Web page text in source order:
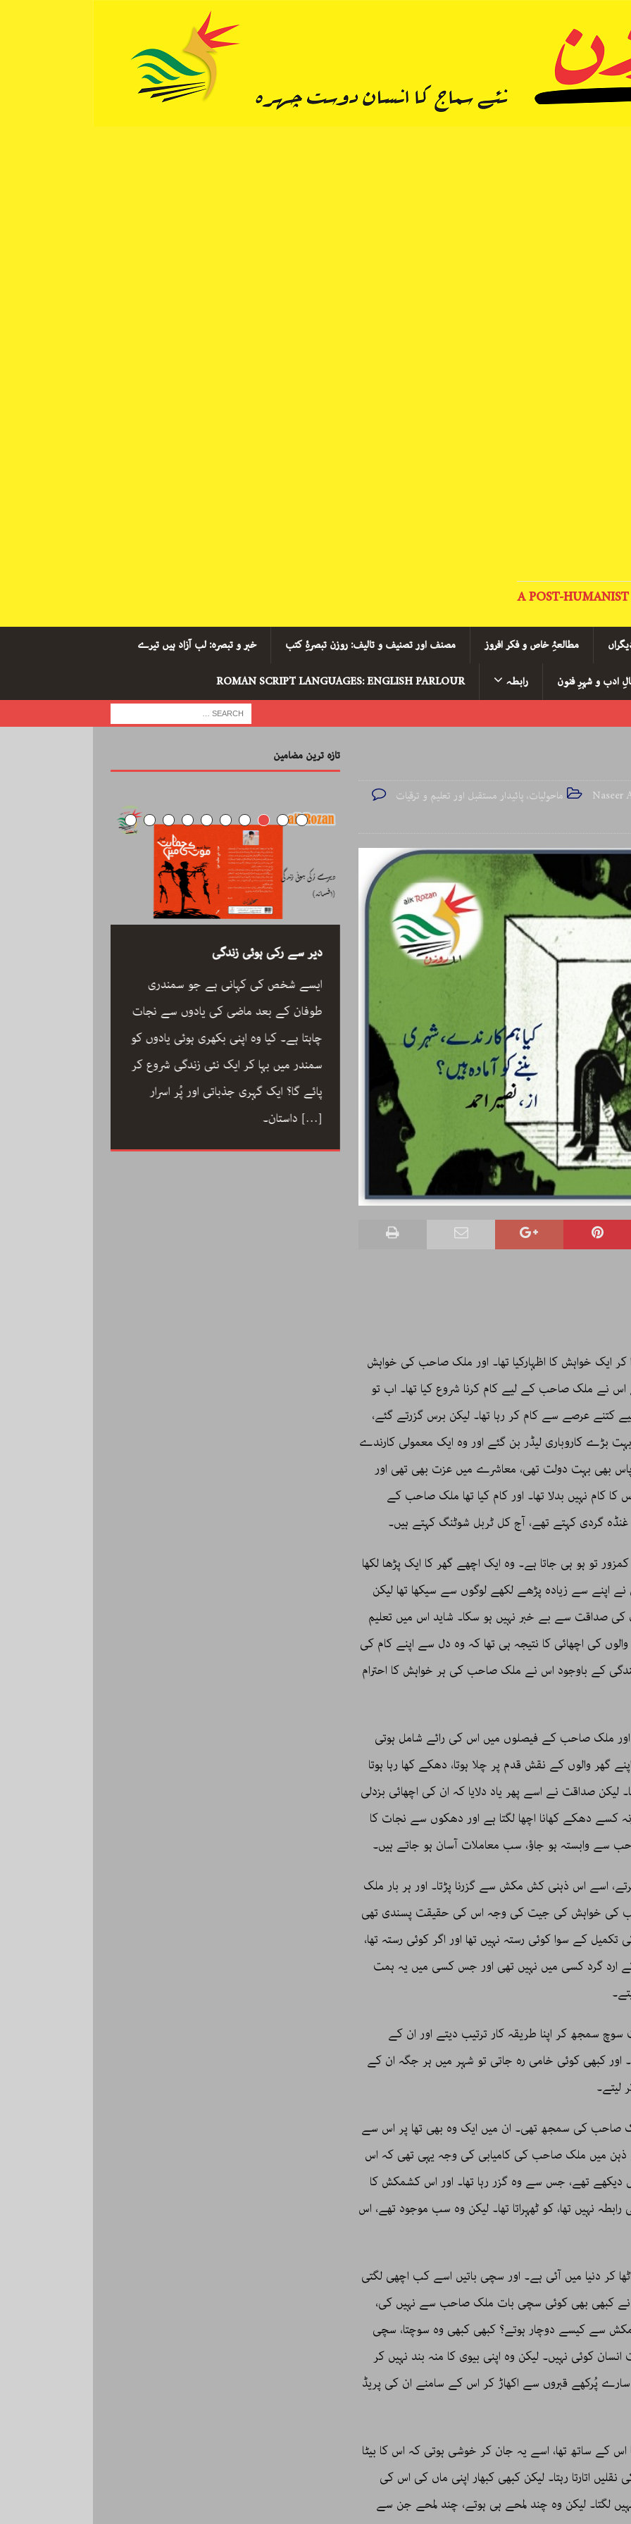
A POST-
مطالعۂِ خاص و فکر افروز مصنف اور تصنیف و تالیف: روزن تبصرۂِ کتب خبر و تبصرہ: لب آزاد ہیں تیرے
ادب و شہرِ فنون رابطہ
ROMAN SCRIPT LANGUAGES: ENGLISH PARLOUR
ماحولیات، پائیدار مستقبل اور تعلیم و ترقیات
ایک خواہش کا اظہارکیا تھا۔ اور ملک صاحب کی خواہش
نے ملک صاحب کے لیے کام کرنا شروع کیا تھا۔ اب تو
کتنے عرصے سے کام کر رہا تھا۔ لیکن برس گزرتے گئے،
بڑے کاروباری لیڈر بن گئے اور وہ ایک معمولی کارندے
بھی بہت دولت تھی، معاشرے میں عزت بھی تھی اور
کام نہیں بدلا تھا۔ اور کام کیا تھا ملک صاحب کے
غنڈہ گردی کہتے تھے، آج کل ٹربل شوٹنگ کہتے ہیں۔
تو ہو ہی جاتا ہے۔ وہ ایک اچھے گھر کا ایک پڑھا لکھا
اپنے سے زیادہ پڑھے لکھے لوگوں سے سیکھا تھا لیکن
کی صداقت سے بے خبر نہیں ہو سکا۔ شاید اس میں تعلیم
کی اچھائی کا نتیجہ ہی تھا کہ وہ دل سے اپنے کام کی
کے باوجود اس نے ملک صاحب کی ہر خواہش کا احترام
ملک صاحب کے فیصلوں میں اس کی رائے شامل ہوتی
گھر والوں کے نقش قدم پر چلا ہوتا، دھکے کھا رہا ہوتا
لیکن صداقت نے اسے پھر یاد دلایا کہ ان کی اچھائی بزدلی
کسے دھکے کھانا اچھا لگتا ہے اور دھکوں سے نجات کا
سے وابستہ ہو جاؤ، سب معاملات آسان ہو جاتے ہیں۔
اسے اس ذہنی کش مکش سے گزرنا پڑتا۔ اور ہر بار ملک
کی خواہش کی جیت کی وجہ اس کی حقیقت پسندی تھی
کے سوا کوئی رستہ نہیں تھا اور اگر کوئی رستہ تھا،
ارد گرد کسی میں نہیں تھی اور جس کسی میں یہ ہمت
سمجھ کر اپنا طریقہ کار ترتیب دیتے اور ان کے
اور کبھی کوئی خامی رہ جاتی تو شہر میں ہر جگہ ان کے
لیتے۔
صاحب کی سمجھ تھی۔ ان میں ایک وہ بھی تھا پر اس سے
میں ملک صاحب کی کامیابی کی وجہ یہی تھی کہ اس
تھے، جس سے وہ گزر رہا تھا۔ اور اس کشمکش کا
نہیں تھا، کو ٹھہراتا تھا۔ لیکن وہ سب موجود تھے، اس
کر دنیا میں آئی ہے۔ اور سچی باتیں اسے کب اچھی لگتی
نے کبھی بھی کوئی سچی بات ملک صاحب سے نہیں کی،
سے کیسے دوچار ہوتے؟ کبھی کبھی وہ سوچتا، سچی
کوئی نہیں۔ لیکن وہ اپنی بیوی کا منہ بند نہیں کر
پُرکھے قبروں سے اکھاڑ کر اس کے سامنے ان کی پریڈ
اس کے ساتھ تھا، اسے یہ جان کر خوشی ہوتی کہ اس کا بیٹا
نقلیں اتارتا رہتا۔ لیکن کبھی کبھار اپنی ماں کی اس کی
لگتا۔ لیکن وہ چند لمحے ہی ہوتے، چند لمحے جن سے
تازہ ترین مضامین
دیر سے رکی ہوئی زندگی
ایسے شخص کی کہانی ہے جو سمندری
طوفان کے بعد ماضی کی یادوں سے نجات
چاہتا ہے۔ کیا وہ اپنی بکھری ہوئی یادوں کو
سمندر میں بہا کر ایک نئی زندگی شروع کر
پائے گا؟ ایک گہری جذباتی اور پُر اسرار
[…]
رحیم معینی کرمانشاہی، نیّر مسعود اور صبرِ
رحیم معینی کرمانشاہی کی بصری شاعری،
نیّر مسعود کا دلگ داز ترجمہ صبرِ خدا، اور
ایرانی شعری روایت کے جمالیاتی اور فکری
پہلو… ڈاکٹر ارسلان راٹھور کے اس مضمون
میں گیت، نظم، تنہائی اور تخلیق کے اسباب
پر ایک خوب صورت اور بصیرت افروز گفتگو
[…]
کے
خوب
میں
دوستی
کا ہنر